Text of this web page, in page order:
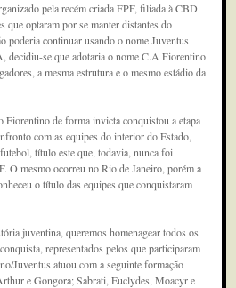
pela recém criada FPF, filiada à CBD
optaram por se manter distantes do
poderia continuar usando o nome Juventus
decidiu-se que adotaria o nome C.A Fiorentino
a mesma estrutura e o mesmo estádio da
Fiorentino de forma invicta conquistou a etapa
com as equipes do interior do Estado,
título este que, todavia, nunca foi
O mesmo ocorreu no Rio de Janeiro, porém a
o título das equipes que conquistaram
juventina, queremos homenagear todos os
representados pelos que participaram
Juventus atuou com a seguinte formação
e Gongora; Sabrati, Euclydes, Moacyr e